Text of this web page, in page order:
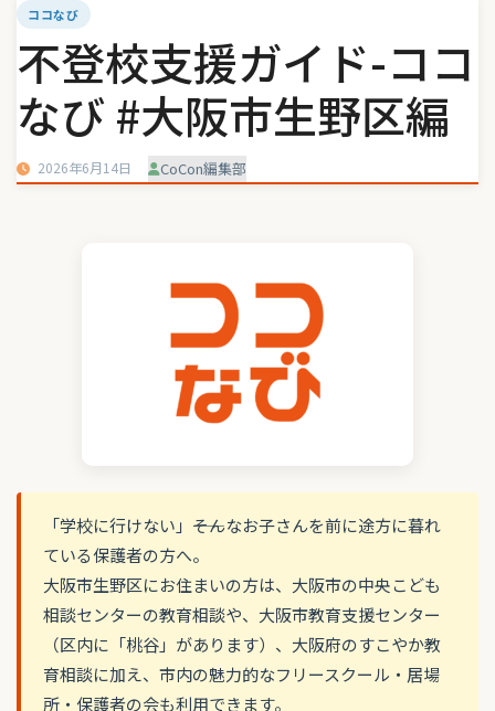
ココなび
不登校支援ガイド-ココ
なび #大阪市生野区編
2026年6月14日 CoCon編集部
「学校に行けない」――そんなお子さんを前に途方に暮れ
ている保護者の方へ。
大阪市生野区にお住まいの方は、大阪市の中央こども
相談センターの教育相談や、大阪市教育支援センター
（区内に「桃谷」があります）、大阪府のすこやか教
育相談に加え、市内の魅力的なフリースクール・居場
所・保護者の会も利用できます。